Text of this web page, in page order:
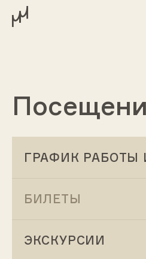
ГРАФИК РАБОТЫ
БИЛЕТЫ
ЭКСКУРСИИ